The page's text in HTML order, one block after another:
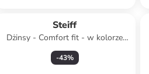
Steiff
Dżinsy - Comfort fit - w kolorze
błękitnym
-43%